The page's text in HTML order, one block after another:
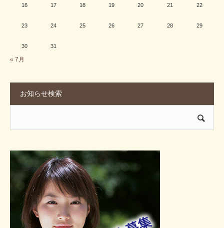
16 17 18 19 20 21 22
23 24 25 26 27 28 29
30 31
« 7月
お知らせ検索